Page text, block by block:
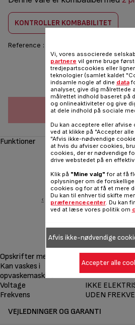
KONTROLLER KOMBABILITET
Reference :
156,00 DKK
FØJ TIL
Funktioner
‹
2
Opskrifter medfølger
Kan vaskes i
opvaskemaskine
Voltage
IKKE
Frekvens
UDEN
VEJLEDNINGER OG GARANTI
Vi, vores associerede
partnere vil gerne bruge
tredjepartscookies eller
teknologier (samlet kaldet
indsamle nogle af dine data
analyser, give dig målrettede
målrettet indhold baseret på
og onlineaktiviteter og give
at dele indhold på sociale
Du kan acceptere eller afvise
ved at klikke på "Accepter
"Afvis ikke-nødvendige
at hvis du afviser cookies,
cookies, der er nødvendige
drive webstedet på en
Klik på "Mine valg" for at få
oplysninger om de
cookies og for at få et mere
Du kan til enhver tid skifte
præferencecenter. Du kan
ved at læse vores politik om
Afvis ikke-nødvendige
Accepter alle